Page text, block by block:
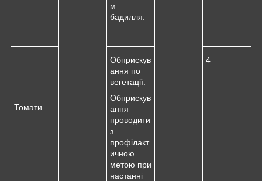
м
бадилля.
Томати
Обприскув
ання по
вегетації.
Обприскув
ання
проводити
з
профілакт
ичною
метою при
настанні
4